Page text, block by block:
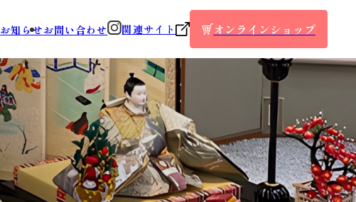
お知らせお問い合わせ 関連サイト オンラインショップ